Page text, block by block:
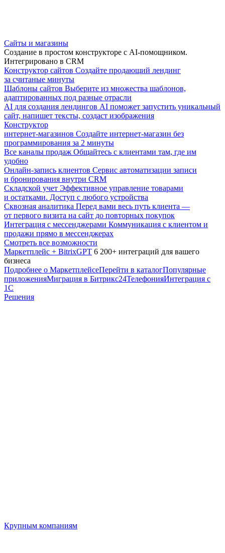
Сайты и магазины
Создание в простом конструкторе с AI-помощником.
Интегрировано в CRM
Конструктор сайтов Создайте продающий лендинг
за считаные минуты
Шаблоны сайтов Выберите из множества шаблонов,
адаптированных под разные отрасли
AI для создания лендингов AI поможет запустить уникальный
сайт, напишет тексты, создаст изображения
Конструктор
интернет-магазинов Создайте интернет-магазин без
программирования за 2 минуты
Все каналы продаж Общайтесь с клиентами там, где им
удобно
Онлайн-запись клиентов Сервис автоматизации записи
и бронирования внутри CRM
Складской учет Эффективное управление товарами
и остатками. Доступ с любого устройства
Сквозная аналитика Перед вами весь путь клиента —
от первого визита на сайт до повторных покупок
Интеграция с мессенджерами Коммуникация с клиентом и
продажи прямо в мессенджерах
Смотреть все возможности
Маркетплейс + BitrixGPT 6 200+ интеграций для вашего
бизнеса
Подробнее о МаркетплейсеПерейти в каталогПопулярные
приложенияМиграция в Битрикс24ТелефонияИнтеграция с
1С
Решения
Крупным компаниям